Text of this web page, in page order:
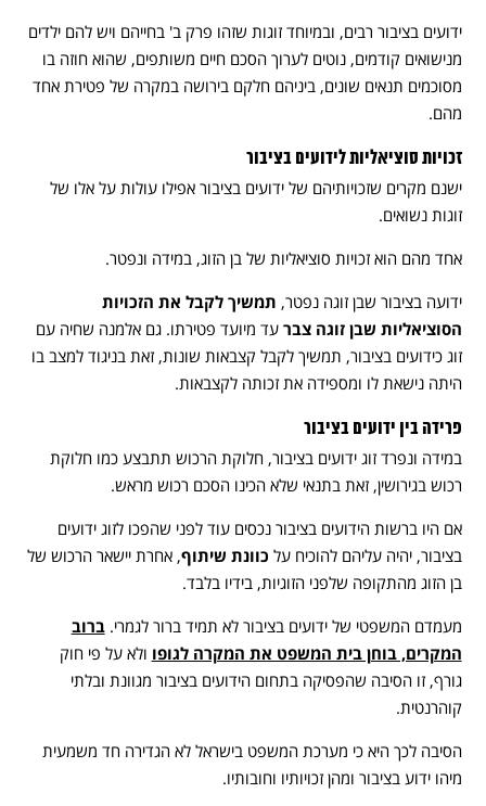
ידועים בציבור רבים, ובמיוחד זוגות שזהו פרק ב' בחייהם ויש להם ילדים
מנישואים קודמים, נוטים לערוך הסכם חיים משותפים, שהוא חוזה בו
מסוכמים תנאים שונים, ביניהם חלקם בירושה במקרה של פטירת אחד
מהם.
זכויות סוציאליות לידועים בציבור
ישנם מקרים שזכויותיהם של ידועים בציבור אפילו עולות על אלו של
זוגות נשואים.
אחד מהם הוא זכויות סוציאליות של בן הזוג, במידה ונפטר.
ידועה בציבור שבן זוגה נפטר, תמשיך לקבל את הזכויות
הסוציאליות שבן זוגה צבר עד מיועד פטירתו. גם אלמנה שחיה עם
זוג כידועים בציבור, תמשיך לקבל קצבאות שונות, זאת בניגוד למצב בו
היתה נישאת לו ומספידה את זכותה לקצבאות.
פרידה בין ידועים בציבור
במידה ונפרד זוג ידועים בציבור, חלוקת הרכוש תתבצע כמו חלוקת
רכוש בגירושין, זאת בתנאי שלא הכינו הסכם רכוש מראש.
אם היו ברשות הידועים בציבור נכסים עוד לפני שהפכו לזוג ידועים
בציבור, יהיה עליהם להוכיח על כוונת שיתוף, אחרת יישאר הרכוש של
בן הזוג מהתקופה שלפני הזוגיות, בידיו בלבד.
מעמדם המשפטי של ידועים בציבור לא תמיד ברור לגמרי.ברוב
המקרים, בוחן בית המשפט את המקרה לגופו ולא על פי חוק
גורף, זו הסיבה שהפסיקה בתחום הידועים בציבור מגוונת ובלתי
קוהרנטית.
הסיבה לכך היא כי מערכת המשפט בישראל לא הגדירה חד משמעית
מיהו ידוע בציבור ומהן זכויותיו וחובותיו.